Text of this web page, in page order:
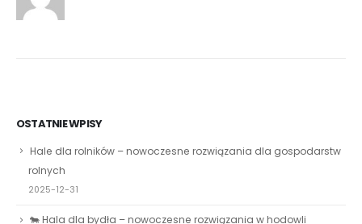
OSTATNIE WPISY
Hale dla rolników – nowoczesne rozwiązania dla gospodarstw
rolnych
2025-12-31
🐄 Hala dla bydła – nowoczesne rozwiązania w hodowli